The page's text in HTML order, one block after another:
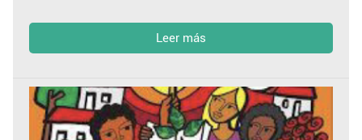
Leer más